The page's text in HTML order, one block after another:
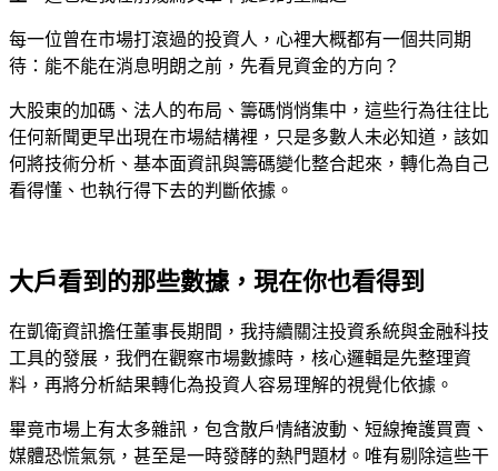
每一位曾在市場打滾過的投資人，心裡大概都有一個共同期
待：能不能在消息明朗之前，先看見資金的方向？
大股東的加碼、法人的布局、籌碼悄悄集中，這些行為往往比
任何新聞更早出現在市場結構裡，只是多數人未必知道，該如
何將技術分析、基本面資訊與籌碼變化整合起來，轉化為自己
看得懂、也執行得下去的判斷依據。
大戶看到的那些數據，現在你也看得到
在凱衛資訊擔任董事長期間，我持續關注投資系統與金融科技
工具的發展，我們在觀察市場數據時，核心邏輯是先整理資
料，再將分析結果轉化為投資人容易理解的視覺化依據。
畢竟市場上有太多雜訊，包含散戶情緒波動、短線掩護買賣、
媒體恐慌氣氛，甚至是一時發酵的熱門題材。唯有剔除這些干